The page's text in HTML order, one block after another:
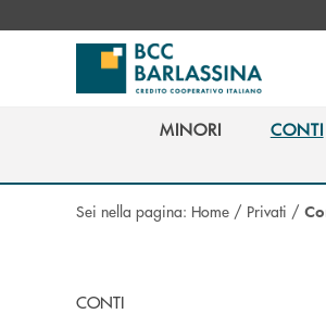
MINORI
CONTI
Sei nella pagina: Home / Privati /
CONTI